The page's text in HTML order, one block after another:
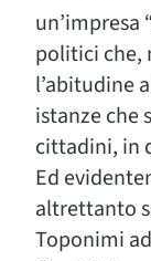
politici che,
l’abitudine
istanze che
cittadini, in
Ed
altrettanto
Toponimi